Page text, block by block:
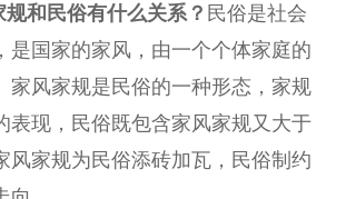
规和民俗有什么关系 ？ 民俗是社会
是国家的家风，由一个个体家庭的
家风家规是民俗的一种形态，家规
表现，民俗既包含家风家规又大于
风家规为民俗添砖加瓦，民俗制约